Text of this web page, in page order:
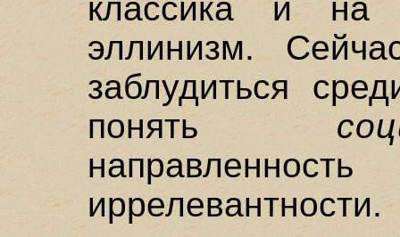
классика и на
эллинизм.
заблудиться
понять
иррелевантности.